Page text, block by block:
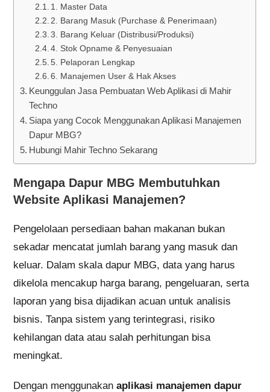
1. Master Data
2. Barang Masuk (Purchase & Penerimaan)
3. Barang Keluar (Distribusi/Produksi)
4. Stok Opname & Penyesuaian
5. Pelaporan Lengkap
6. Manajemen User & Hak Akses
Keunggulan Jasa Pembuatan Web Aplikasi di Mahir
Techno
Siapa yang Cocok Menggunakan Aplikasi Manajemen
Dapur MBG?
Hubungi Mahir Techno Sekarang
Mengapa Dapur MBG Membutuhkan
Website Aplikasi Manajemen?
Pengelolaan persediaan bahan makanan bukan
sekadar mencatat jumlah barang yang masuk dan
keluar. Dalam skala dapur MBG, data yang harus
dikelola mencakup harga barang, pengeluaran, serta
laporan yang bisa dijadikan acuan untuk analisis
bisnis. Tanpa sistem yang terintegrasi, risiko
kehilangan data atau salah perhitungan bisa
meningkat.
Dengan menggunakanaplikasi manajemen dapur